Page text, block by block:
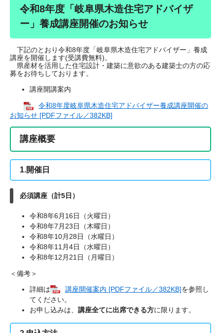
令和8年度「岐阜県木造住宅アドバイザ
ー」養成講座開催のお知らせ
下記のとおり令和8年度「岐阜県木造住宅アドバイザー」養成
講座を開催します(受講費無料)。
県産材を活用した住宅設計・建築に意欲のある建築士の方の応
募をお待ちしております。
講座開講案内
令和8年度岐阜県木造住宅アドバイザー養成講座開催の
お知らせ [PDFファイル／382KB]
講座概要
1.開催日
必須講座（計5日）
令和8年6月16日（火曜日）
令和8年7月23日（木曜日）
令和8年10月28日（水曜日）
令和8年11月4日（水曜日）
令和8年12月21日（月曜日）
＜備考＞
詳細は
講座開催案内 [PDFファイル／382KB]を参照し
てください。
お申し込みは、 講座全てに出席できる方に限ります。